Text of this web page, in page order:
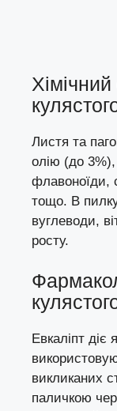
Листя та
олію (до
флавоноїди,
тощо. В
вуглеводи,
росту.
Евкаліпт діє
викликаних
паличкою